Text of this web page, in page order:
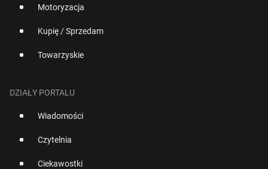
Motoryzacja
Kupię / Sprzedam
Towarzyskie
DZIAŁY PORTALU
Wiadomości
Czytelnia
Ciekawostki